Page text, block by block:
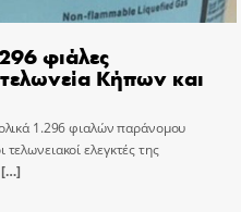
φιάλες
Κήπων και
1.296 φιαλών παράνομου
ελεγκτές της
[…]